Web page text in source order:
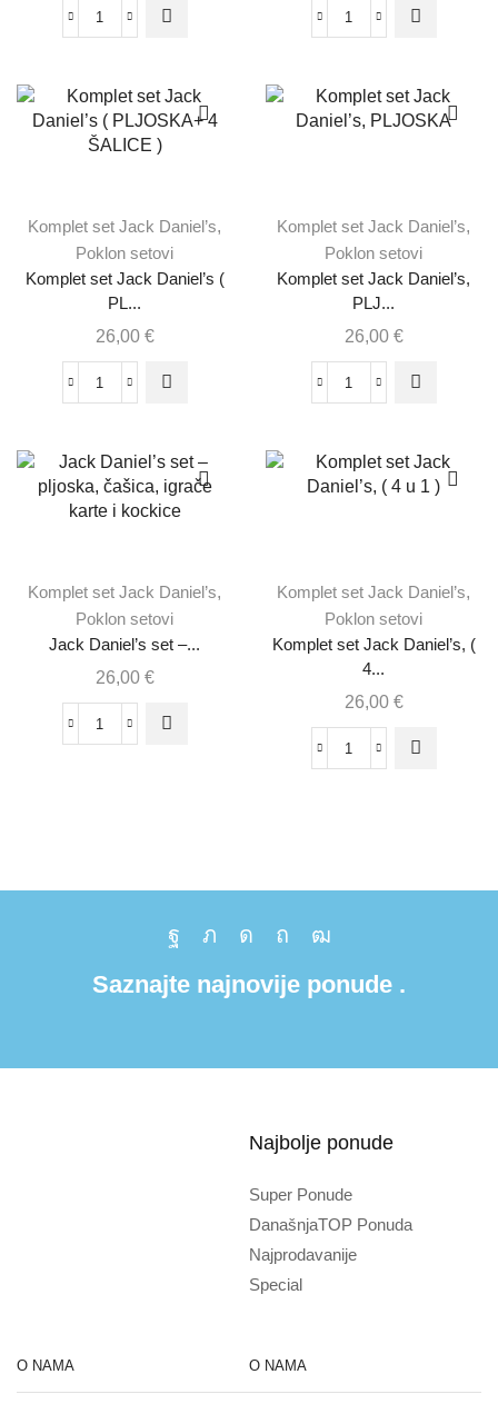
Komplet set Jack Daniel’s,
Poklon setovi
Komplet set Jack Daniel’s (
PL...
26,00 €
Komplet set Jack Daniel’s,
Poklon setovi
Komplet set Jack Daniel’s,
PLJ...
26,00 €
Komplet set Jack Daniel’s,
Poklon setovi
Jack Daniel’s set –...
26,00 €
Komplet set Jack Daniel’s,
Poklon setovi
Komplet set Jack Daniel’s, (
4...
26,00 €
Saznajte najnovije ponude .
Najbolje ponude
Super Ponude
DanašnjaTOP Ponuda
Najprodavanije
Special
O NAMA O NAMA